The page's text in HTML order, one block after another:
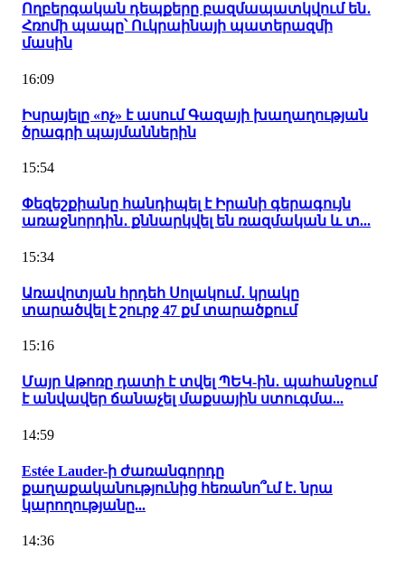
Ողբերգական դեպքերը բազմապատկվում են․
Հռոմի պապը՝ Ուկրաինայի պատերազմի
մասին
16:09
Իսրայելը «ոչ» է ասում Գազայի խաղաղության
ծրագրի պայմաններին
15:54
Փեզեշքիանը հանդիպել է Իրանի գերագույն
առաջնորդին․ քննարկվել են ռազմական և տ...
15:34
Առավոտյան հրդեհ Սոլակում․ կրակը
տարածվել է շուրջ 47 քմ տարածքում
15:16
Մայր Աթոռը դատի է տվել ՊԵԿ-ին․ պահանջում
է անվավեր ճանաչել մաքսային ստուգմա...
14:59
Estée Lauder-ի ժառանգորդը
քաղաքականությունից հեռանո՞ւմ է․ նրա
կարողությանը...
14:36